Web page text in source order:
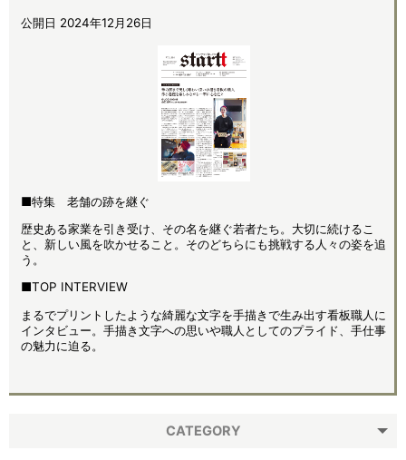
公開日 2024年12月26日
■特集 老舗の跡を継ぐ
歴史ある家業を引き受け、その名を継ぐ若者たち。大切に続けるこ
と、新しい風を吹かせること。そのどちらにも挑戦する人々の姿を追
う。
■TOP INTERVIEW
まるでプリントしたような綺麗な文字を手描きで生み出す看板職人に
インタビュー。手描き文字への思いや職人としてのプライド、手仕事
の魅力に迫る。
CATEGORY